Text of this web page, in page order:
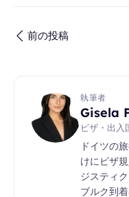
前の投稿
執筆者
Gisela
ビザ・出入
ドイツの
けにビザ
ジスティ
ブルク到